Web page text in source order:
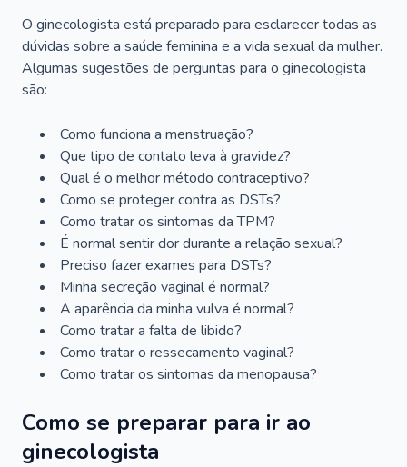
O ginecologista está preparado para esclarecer todas as
dúvidas sobre a saúde feminina e a vida sexual da mulher.
Algumas sugestões de perguntas para o ginecologista
são:
Como funciona a menstruação?
Que tipo de contato leva à gravidez?
Qual é o melhor método contraceptivo?
Como se proteger contra as DSTs?
Como tratar os sintomas da TPM?
É normal sentir dor durante a relação sexual?
Preciso fazer exames para DSTs?
Minha secreção vaginal é normal?
A aparência da minha vulva é normal?
Como tratar a falta de libido?
Como tratar o ressecamento vaginal?
Como tratar os sintomas da menopausa?
Como se preparar para ir ao
ginecologista